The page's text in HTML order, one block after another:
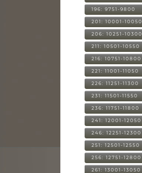
196: 9751-9800
201: 10001-10050
206: 10251-10300
211: 10501-10550
216: 10751-10800
221: 11001-11050
226: 11251-11300
231: 11501-11550
236: 11751-11800
241: 12001-12050
246: 12251-12300
251: 12501-12550
256: 12751-12800
261: 13001-13050